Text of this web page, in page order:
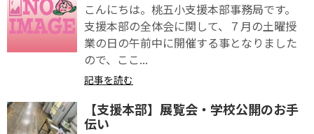
こんにちは。桃五小支援本部事務局です。
支援本部の全体会に関して、７月の土曜授
業の日の午前中に開催する事となりました
ので、ここ...
記事を読む
【支援本部】展覧会・学校公開のお手
伝い